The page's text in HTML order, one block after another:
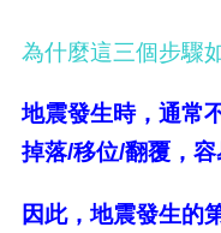
為什麼這三個步驟
地震發生時，通常
掉落/移位/翻覆，容
因此，地震發生的